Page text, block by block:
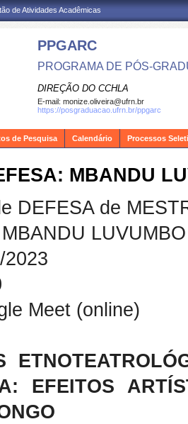
de Atividades Acadêmicas
PPGARC
PROGRAMA DE PÓS-
DIREÇÃO DO CCHLA
E-mail: monize.oliveira@ufrn.br
https://posgraduacao.ufrn.br/ppgarc
de Pesquisa Calendário Processos
MBANDU
DEFESA de
2023
Meet (online)
EFEITOS